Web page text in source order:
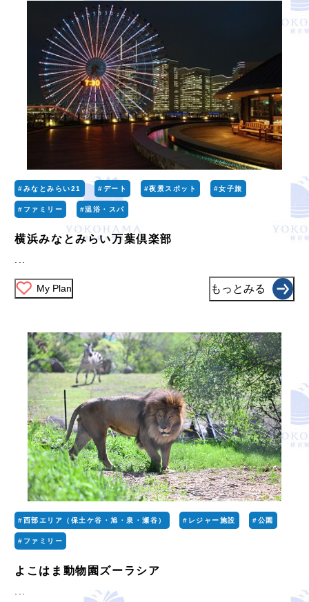
#みなとみらい21 #デート #夜景スポット #女子旅
#ファミリー #温浴・スパ
横浜みなとみらい万葉倶楽部
...
My Plan もっとみる
#西部エリア（保土ケ谷・旭・泉・瀬谷） #レジャー施設 #公園
#ファミリー
よこはま動物園ズーラシア